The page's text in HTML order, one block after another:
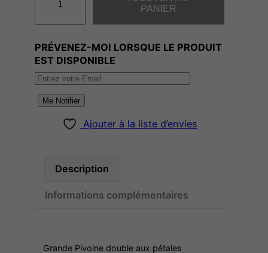
a
t
i
t
é
PANIER
PRÉVENEZ-MOI LORSQUE LE PRODUIT
EST DISPONIBLE
Me Notifier
Ajouter à la liste d’envies
Description
Informations complémentaires
Grande Pivoine double aux pétales